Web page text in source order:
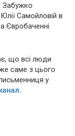
Забужко
Самойловій в
Євробаченні
що всі люди
саме з цього
у